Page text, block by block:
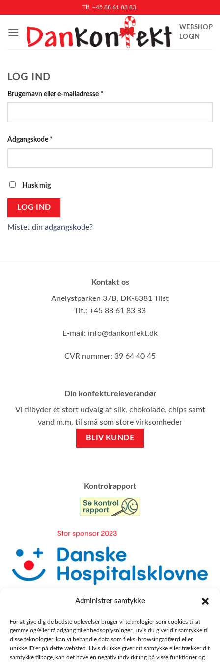
Administrer samtykke
For at give dig de bedste oplevelser bruger vi teknologier som cookies til at
gemme og/eller få adgang til enhedsoplysninger. Hvis du giver dit samtykke til
disse teknologier, kan vi behandle data som f.eks. browsingadfærd eller
unikke ID'er på dette websted. Hvis du ikke giver dit samtykke eller trækker dit
samtykke tilbage, kan det have en negativ indvirkning på visse funktioner og
indhold
Tlf. +45 88 61 83 83.
WEBSHOP
LOGIN
LOG IND
Brugernavn eller e-mailadresse *
Adgangskode *
Husk mig
LOG IND
Mistet din adgangskode?
Kontakt os
Anelystparken 37B, DK-8381 Tilst
Tlf.: +45 88 61 83 83
E-mail: info@dankonfekt.dk
CVR nummer: 39 64 40 45
Din konfektureleverandør
Vi tilbyder et stort udvalg af slik, chokolade, chips samt
vand m.m. til små som store virksomheder
BLIV KUNDE
​Kontrolrapport